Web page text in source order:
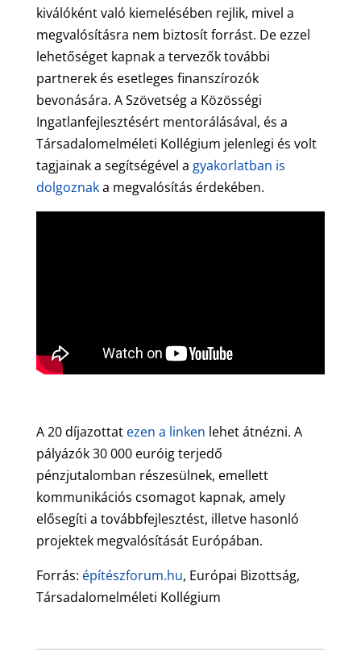
kiválóként való kiemelésében rejlik, mivel a
megvalósításra nem biztosít forrást. De ezzel
lehetőséget kapnak a tervezők további
partnerek és esetleges finanszírozók
bevonására. A Szövetség a Közösségi
Ingatlanfejlesztésért mentorálásával, és a
Társadalomelméleti Kollégium jelenlegi és volt
tagjainak a segítségével a gyakorlatban is
dolgoznaka megvalósítás érdekében.
A 20 díjazottat ezen a linken lehet átnézni. A
pályázók 30 000 euróig terjedő
pénzjutalomban részesülnek, emellett
kommunikációs csomagot kapnak, amely
elősegíti a továbbfejlesztést, illetve hasonló
projektek megvalósítását Európában.
Forrás: építészforum.hu, Európai Bizottság,
Társadalomelméleti Kollégium